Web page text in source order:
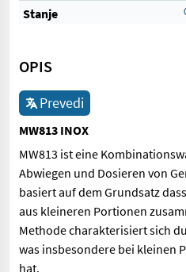
Stanje
OPIS
Prevedi
MW813 INOX
MW813 ist eine
Abwiegen und Dosieren von
basiert auf dem Grundsatz
aus kleineren Portionen
Methode charakterisiert sich
was insbesondere bei kleinen
hat.